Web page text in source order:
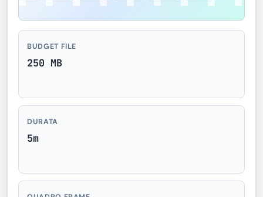
BUDGET FILE
250 MB
DURATA
5m